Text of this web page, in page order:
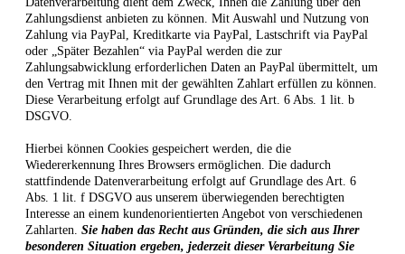
Zahlungsdienst anbieten zu können. Mit Auswahl und Nutzung von
Zahlung via PayPal, Kreditkarte via PayPal, Lastschrift via PayPal
oder „Später Bezahlen“ via PayPal werden die zur
Zahlungsabwicklung erforderlichen Daten an PayPal übermittelt, um
den Vertrag mit Ihnen mit der gewählten Zahlart erfüllen zu können.
Diese Verarbeitung erfolgt auf Grundlage des Art. 6 Abs. 1 lit. b
DSGVO.
Hierbei können Cookies gespeichert werden, die die
Wiedererkennung Ihres Browsers ermöglichen. Die dadurch
stattfindende Datenverarbeitung erfolgt auf Grundlage des Art. 6
Abs. 1 lit. f DSGVO aus unserem überwiegenden berechtigten
Interesse an einem kundenorientierten Angebot von verschiedenen
Zahlarten. Sie haben das Recht aus Gründen, die sich aus Ihrer
besonderen Situation ergeben, jederzeit dieser Verarbeitung Sie